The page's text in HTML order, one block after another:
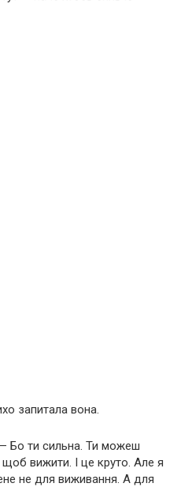
запитала вона.
Бо ти сильна. Ти можеш
вижити. І це круто. Але я
не для виживання. А для